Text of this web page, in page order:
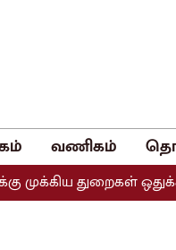
வணிகம்
துறைகள் ஒதுக்கீடு